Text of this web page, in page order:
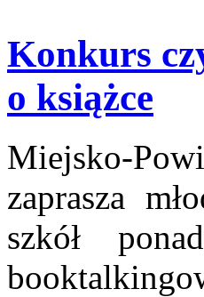
Konkurs
o książce
Miejsko-
zaprasza
szkół